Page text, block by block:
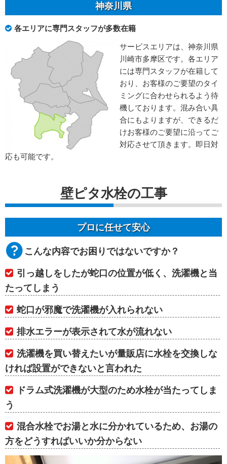
神奈川県
各エリアに専門スタッフが多数在籍
サービスエリアは、神奈川県
川崎市多摩区です。各エリア
には専門スタッフが在籍して
おり、お客様のご要望のタイ
ミングに合わせられるよう待
機しております。混み合い具
合にもよりますが、できるだ
けお客様のご要望に沿ってご
対応させて頂きます。即日対
応も可能です。
壁ピタ水栓の工事
プロに任せて安心
こんな内容でお困りではないですか？
引っ越しをしたが蛇口の位置が低く、洗濯機と当
たってしまう
蛇口が邪魔で洗濯機が入れられない
排水エラーが表示されて水が流れない
洗濯機を買い替えたいが量販店に水栓を交換しな
ければ設置ができないと言われた
ドラム式洗濯機が大型のため水栓が当たってしま
う
混合水栓でお湯と水に分かれているため、お湯の
方をどうすればいいか分からない